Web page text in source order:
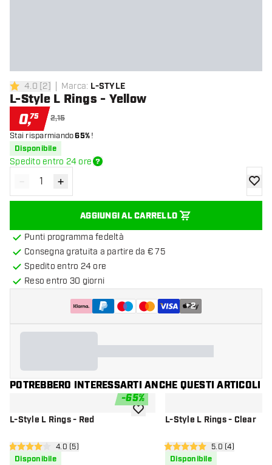
4 stelle di valutazione
4.0 [2] Marca: L-STYLE
L-Style L Rings - Yellow
0,75 2,15
Stai risparmiando65%!
Disponibile
Spedito entro 24 ore
Diminuisci quantità
- Aumenta quantità
+
AGGIUNGI AL CARRELLO
Punti programma fedeltà
Consegna gratuita a partire da € 75
Spedito entro 24 ore
Reso entro 30 giorni
+2
POTREBBERO INTERESSARTI ANCHE QUESTI ARTICOLI
-65%
L-Style L Rings - Red
apri pannello recensioni
4 stelle di valutazione
4.0 (5)
Disponibile
aggiungi alla lista dei desideri
L-Style L Rings - Clear
apri pannello
5 stelle di valutazione
5.0 (4)
Disponibile